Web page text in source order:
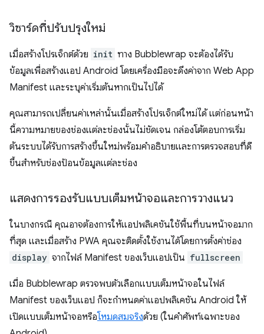
วิซาร์ดที่ปรับปรุงใหม่
เมื่อสร้างโปรเจ็กต์ด้วย init ทาง Bubblewrap จะต้องได้รับ
ข้อมูลเพื่อสร้างแอป Android โดยเครื่องมือจะดึงค่าจาก Web App
Manifest และระบุค่าเริ่มต้นหากเป็นไปได้
คุณสามารถเปลี่ยนค่าเหล่านั้นเมื่อสร้างโปรเจ็กต์ใหม่ได้ แต่ก่อนหน้า
นี้ความหมายของช่องแต่ละช่องนั้นไม่ชัดเจน กล่องโต้ตอบการเริ่ม
ต้นระบบได้รับการสร้างขึ้นใหม่พร้อมคําอธิบายและการตรวจสอบที่ดี
ขึ้นสําหรับช่องป้อนข้อมูลแต่ละช่อง
แสดงการรองรับแบบเต็มหน้าจอและการวางแนว
ในบางกรณี คุณอาจต้องการให้แอปพลิเคชันใช้พื้นที่บนหน้าจอมาก
ที่สุด และเมื่อสร้าง PWA คุณจะติดตั้งใช้งานได้โดยการตั้งค่าช่อง
display จากไฟล์ Manifest ของเว็บแอปเป็น fullscreen
เมื่อ Bubblewrap ตรวจพบตัวเลือกแบบเต็มหน้าจอในไฟล์
Manifest ของเว็บแอป ก็จะกำหนดค่าแอปพลิเคชัน Android ให้
เปิดแบบเต็มหน้าจอหรือโหมดสมจริงด้วย (ในคำศัพท์เฉพาะของ